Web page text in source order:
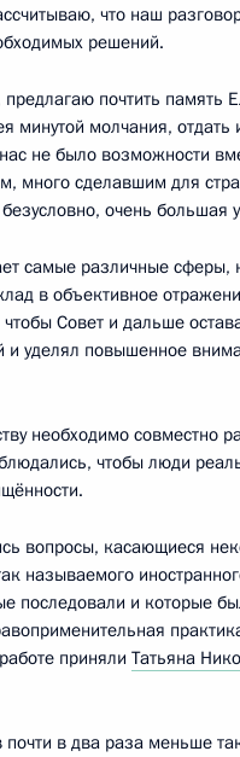
Минобороны,
Сочи
вторник
гособоронзаказа
Сочи
Асад посетил
Сочи
понедельник
Минобороны и
что наш
решений.
почтить память
минутой молчания,
не было возможности
много сделавшим для
очень большая
самые различные сферы,
в объективное
Совет и дальше
и уделял повышенное
необходимо совместно
чтобы люди
вопросы, касающиеся
называемого
последовали и которые
приняли Татьяна
почти в два раза меньше